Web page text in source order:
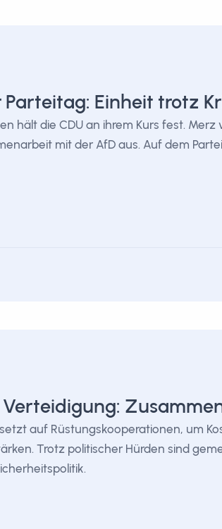
Parteitag: Einheit trotz
hält die CDU an ihrem Kurs fest.
mit der AfD aus. Auf dem
Verteidigung:
auf Rüstungskooperationen, um
Trotz politischer Hürden sind